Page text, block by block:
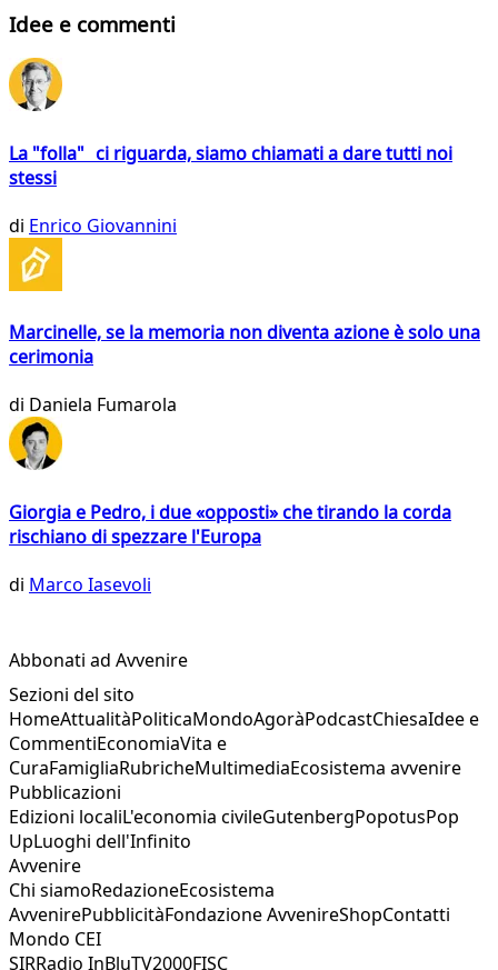
Idee e commenti
La "folla" ci riguarda, siamo chiamati a dare tutti noi
stessi
di Enrico Giovannini
Marcinelle, se la memoria non diventa azione è solo una
cerimonia
di Daniela Fumarola
Giorgia e Pedro, i due «opposti» che tirando la corda
rischiano di spezzare l'Europa
di Marco Iasevoli
Abbonati ad Avvenire
Sezioni del sito
HomeAttualitàPoliticaMondoAgoràPodcastChiesaIdee e
CommentiEconomiaVita e
CuraFamigliaRubricheMultimediaEcosistema avvenire
Pubblicazioni
Edizioni localiL'economia civileGutenbergPopotusPop
UpLuoghi dell'Infinito
Avvenire
Chi siamoRedazioneEcosistema
AvvenirePubblicitàFondazione AvvenireShopContatti
Mondo CEI
SIRRadio InBluTV2000FISC